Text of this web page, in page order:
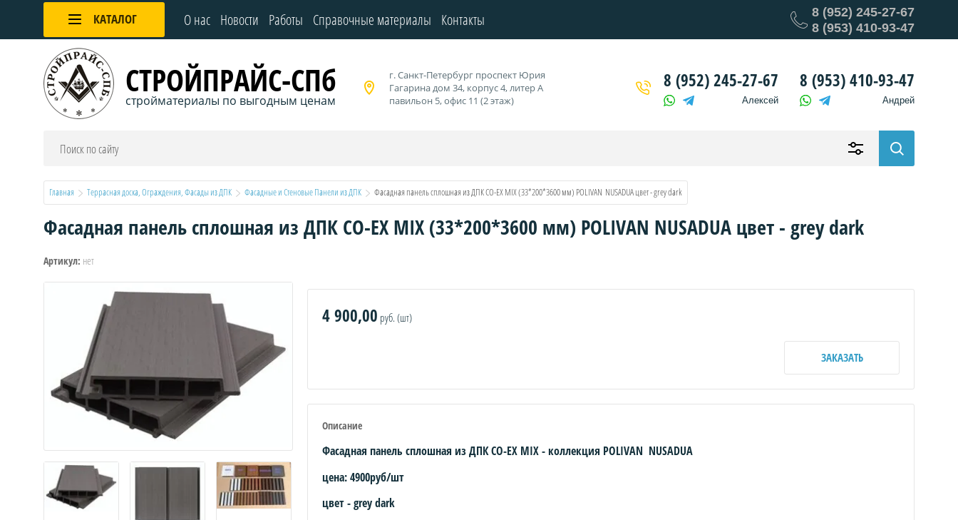
КАТАЛОГ О нас Новости Работы Справочные материалы Контакты
8 (952) 245-27-67
8 (953) 410-93-47
СТРОЙПРАЙС-СПб
стройматериалы по выгодным ценам
г. Санкт-Петербург проспект Юрия
Гагарина дом 34, корпус 4, литер А
павильон 5, офис 11 (2 этаж)
8 (952) 245-27-67
Алексей
8 (953) 410-93-47
Андрей
Главная Террасная доска, Ограждения, Фасады из ДПК Фасадные и Стеновые Панели из ДПК
  Фасадная панель сплошная из ДПК CO-EX MIX (33*200*3600 мм) POLIVAN  NUSADUA цвет - grey dark
Фасадная панель сплошная из ДПК CO-EX MIX (33*200*3600 мм) POLIVAN NUSADUA цвет - grey dark
Артикул: нет
4 900,00 руб. (шт)
ЗАКАЗАТЬ
Описание
Фасадная панель сплошная из ДПК CO-EX MIX - коллекция POLIVAN NUSADUA
цена: 4900руб/шт
цвет - grey dark